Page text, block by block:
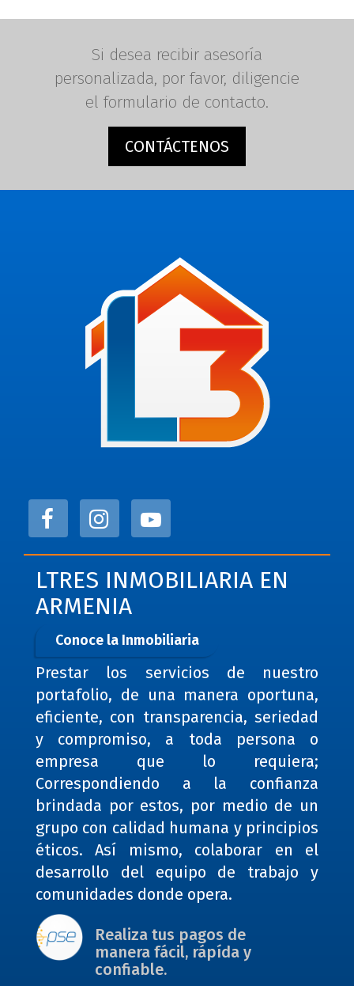
Si desea recibir asesoría
personalizada, por favor, diligencie
el formulario de contacto.
CONTÁCTENOS
LTRES INMOBILIARIA EN
ARMENIA
Conoce la Inmobiliaria
Prestar los servicios de nuestro
portafolio, de una manera oportuna,
eficiente, con transparencia, seriedad
y compromiso, a toda persona o
empresa que lo requiera;
Correspondiendo a la confianza
brindada por estos, por medio de un
grupo con calidad humana y principios
éticos. Así mismo, colaborar en el
desarrollo del equipo de trabajo y
comunidades donde opera.
Realiza tus pagos de
manera fácil, rápída y
confiable.